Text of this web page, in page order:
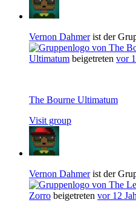
Vernon Dahmerist der
Ultimatum beigetreten vor
The Bourne Ultimatum
Visit group
Vernon Dahmerist der
Zorro beigetreten vor 12